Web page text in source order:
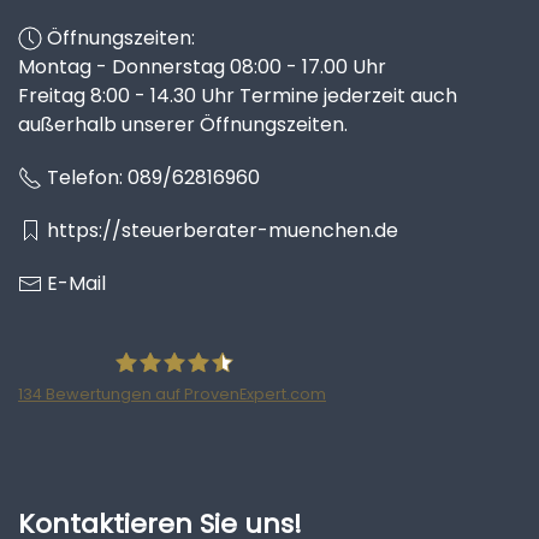
Öffnungszeiten:
Montag - Donnerstag 08:00 - 17.00 Uhr
Freitag 8:00 - 14.30 Uhr Termine jederzeit auch
außerhalb unserer Öffnungszeiten.
Telefon: 089/62816960
https://steuerberater-muenchen.de
E-Mail
134 Bewertungen auf ProvenExpert.com
Kontaktieren Sie uns!